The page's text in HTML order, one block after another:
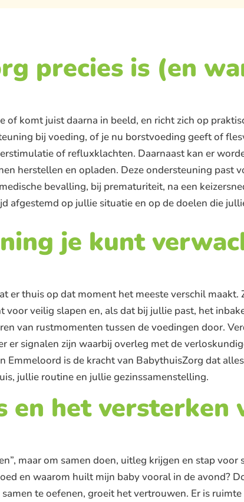
precies is (en
of komt juist daarna in beeld, en richt zich op
bij voeding, of je nu borstvoeding geeft of
of refluxklachten. Daarnaast kan er
herstellen en opladen. Deze ondersteuning past
bevalling, bij prematuriteit, na een
afgestemd op jullie situatie en op de doelen die
je kunt
er thuis op dat moment het meeste verschil maakt.
voor veilig slapen en, als dat bij jullie past, het
van rustmomenten tussen de voedingen door.
er signalen zijn waarbij overleg met de
Emmeloord is de kracht van BabythuisZorg dat
jullie routine en jullie gezinssamenstelling.
en het versterken
maar om samen doen, uitleg krijgen en stap
en waarom huilt mijn baby vooral in de avond?
te oefenen, groeit het vertrouwen. Er is